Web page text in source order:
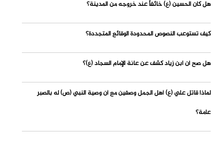
هل كان الحسين (ع) خائفاً عند خروجه من المدينة؟
كيف تستوعب النصوص المحدودة الوقائع المتجددة؟
هل صح أن ابن زياد كشف عن عانة الإمام السجاد (ع)؟
لماذا قاتل علي (ع) أهل الجمل وصفين مع أن وصية النبي (ص) له بالصبر
عامة؟